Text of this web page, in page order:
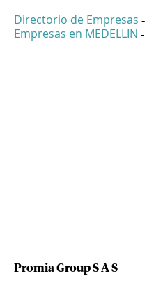
Directorio de Empresas -
Empresas en MEDELLIN -
Promia Group S A S